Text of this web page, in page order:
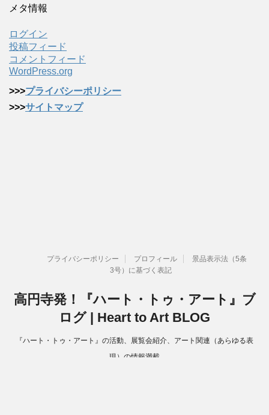
メタ情報
ログイン
投稿フィード
コメントフィード
WordPress.org
>>>プライバシーポリシー
>>>サイトマップ
プライバシーポリシー プロフィール
景品表示法（5条
3号）に基づく表記
高円寺発！『ハート・トゥ・アート』ブ
ログ | Heart to Art BLOG
『ハート・トゥ・アート』の活動、展覧会紹介、アート関連（あらゆる表
現）の情報満載